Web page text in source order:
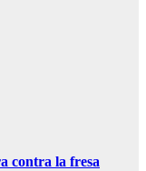
contra la fresa